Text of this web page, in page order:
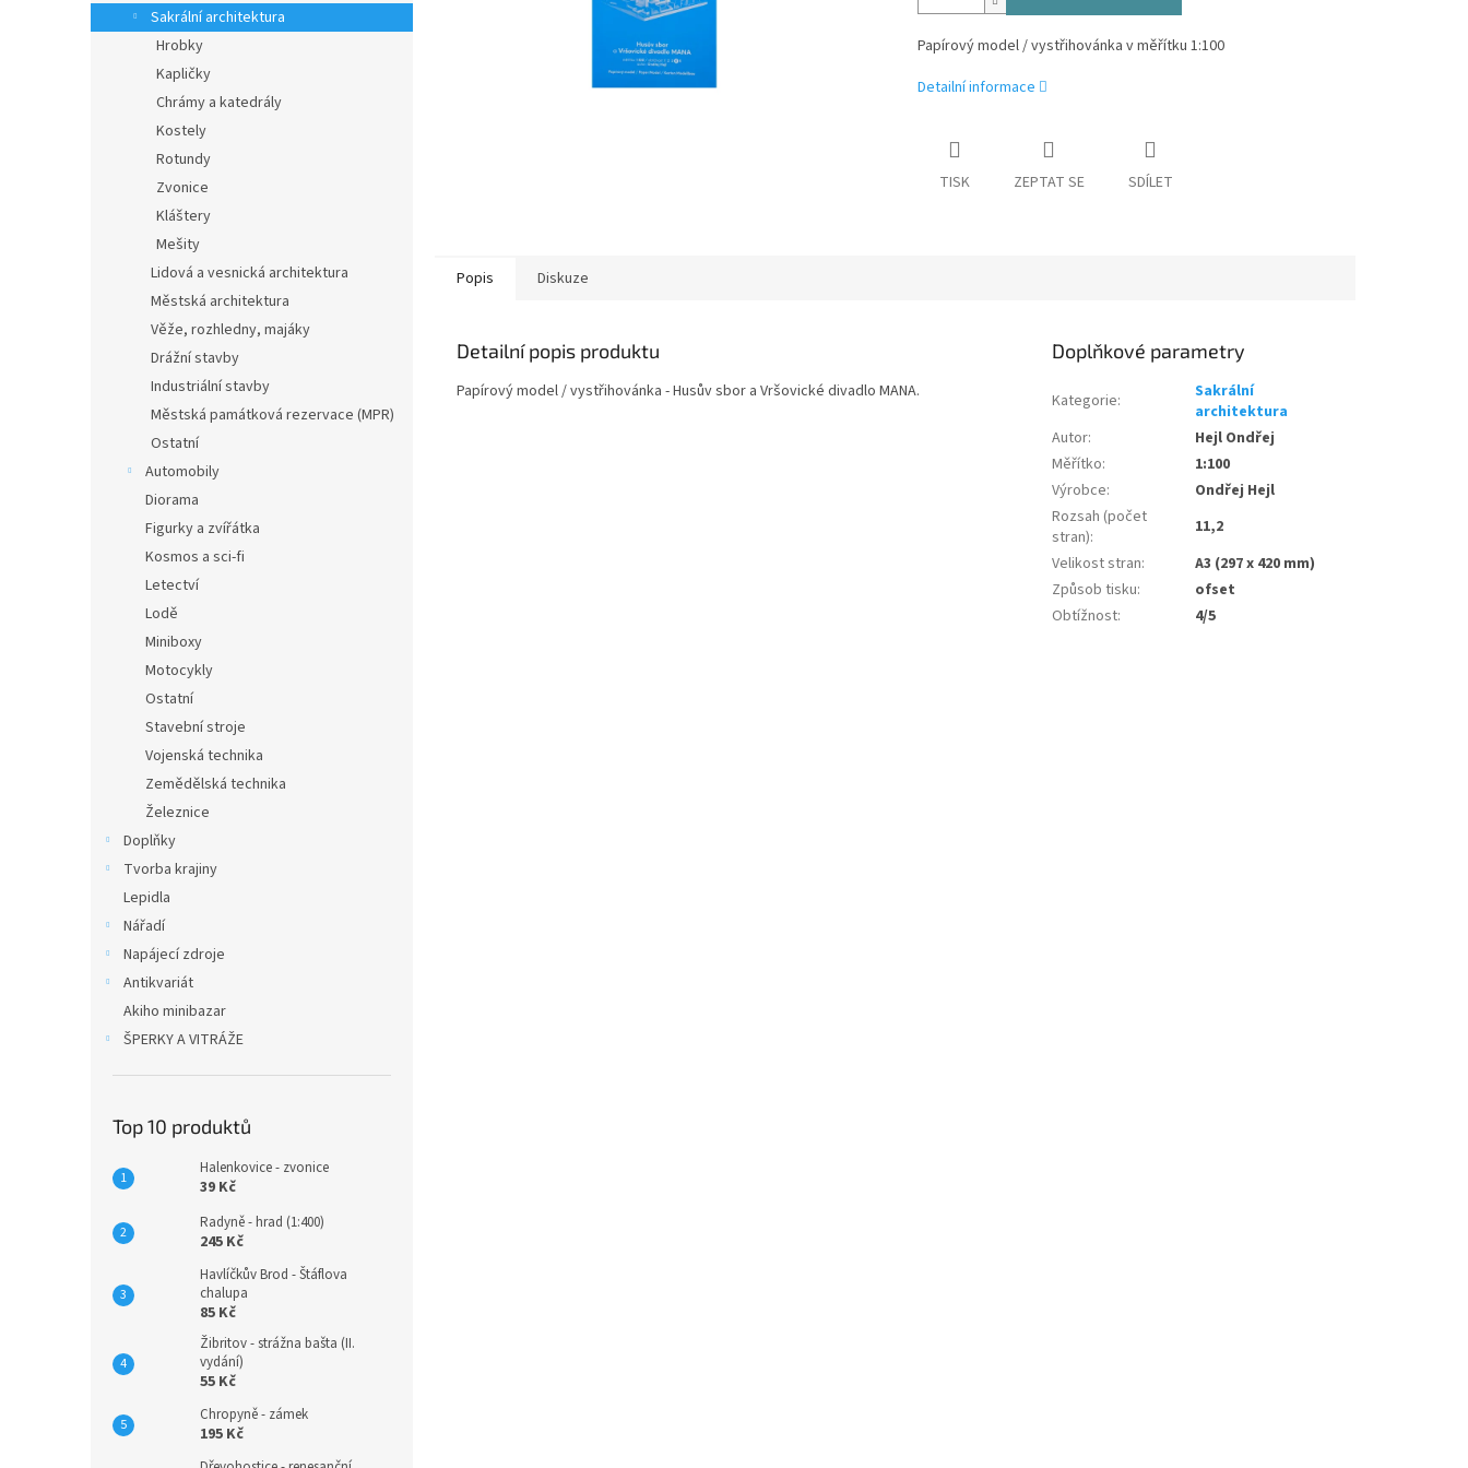
n
e
Sakrální architektura
Hrobky
Kapličky
Chrámy a katedrály
Kostely
Rotundy
Zvonice
Kláštery
Mešity
Lidová a vesnická architektura
Městská architektura
Věže, rozhledny, majáky
Drážní stavby
Industriální stavby
Městská památková rezervace (MPR)
Ostatní
Automobily
Diorama
Figurky a zvířátka
Kosmos a sci-fi
Letectví
Lodě
Miniboxy
Motocykly
Ostatní
Stavební stroje
Vojenská technika
Zemědělská technika
Železnice
Doplňky
Tvorba krajiny
Lepidla
Nářadí
Napájecí zdroje
Antikvariát
Akiho minibazar
ŠPERKY A VITRÁŽE
Top 10 produktů
Halenkovice - zvonice
39 Kč
Radyně - hrad (1:400)
245 Kč
Havlíčkův Brod - Štáflova
chalupa
85 Kč
Žibritov - strážna bašta (II.
vydání)
55 Kč
Chropyně - zámek
195 Kč
Papírový model / vystřihovánka v měřítku 1:100
Detailní informace
TISK ZEPTAT SE SDÍLET
Popis Diskuze
Detailní popis produktu
Papírový model / vystřihovánka - Husův sbor a Vršovické divadlo MANA.
Doplňkové parametry
Kategorie:
Sakrální
architektura
Autor:
Hejl Ondřej
Měřítko:
1:100
Výrobce:
Ondřej Hejl
Rozsah (počet
stran):
11,2
Velikost stran:
A3 (297 x 420 mm)
Způsob tisku:
ofset
Obtížnost: 4/5